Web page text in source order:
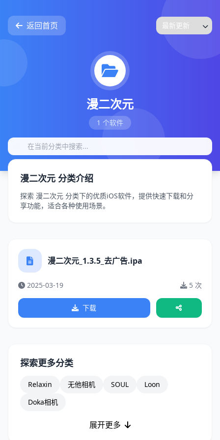
返回首页
漫二次元
1 个软件
漫二次元 分类介绍
探索 漫二次元 分类下的优质iOS软件，提供快速下载和分
享功能，适合各种使用场景。
漫二次元_1.3.5_去广告.ipa
2025-03-19 5 次
下载
探索更多分类
Relaxin 无他相机 SOUL
Loon
Doka相机
展开更多